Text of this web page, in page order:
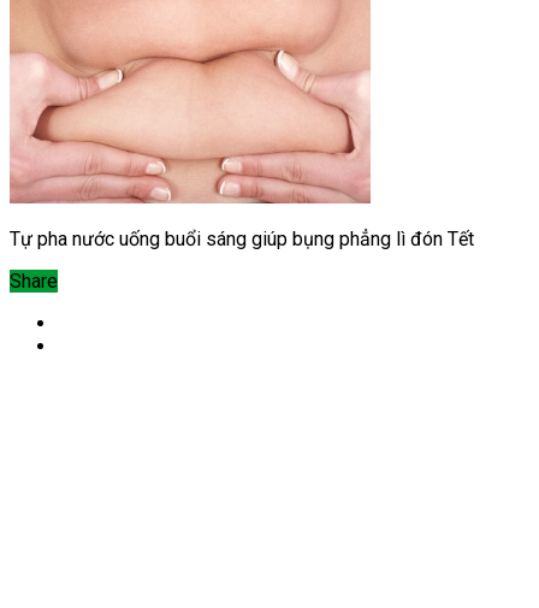
Tự pha nước uống buổi sáng giúp bụng phẳng lì đón Tết
Share